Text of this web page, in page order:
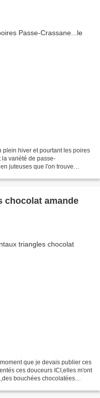
plein hiver et pourtant les poires
la variété de passe-
juteuses que l'on trouve
chocolat amande
que je devais publier ces
ces douceurs ICI,elles m'ont
bouchées chocolatées